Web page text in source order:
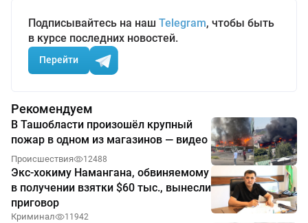
Подписывайтесь на наш Telegram, чтобы быть
в курсе последних новостей.
Перейти
Рекомендуем
В Ташобласти произошёл крупный
пожар в одном из магазинов — видео
Происшествия 12488
Экс-хокиму Намангана, обвиняемому
в получении взятки $60 тыс., вынесли
приговор
Криминал 11942